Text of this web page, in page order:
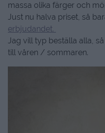
massa olika färger och
Just nu halva priset, så
erbjudandet.
Jag vill typ beställa alla,
till våren / sommaren.